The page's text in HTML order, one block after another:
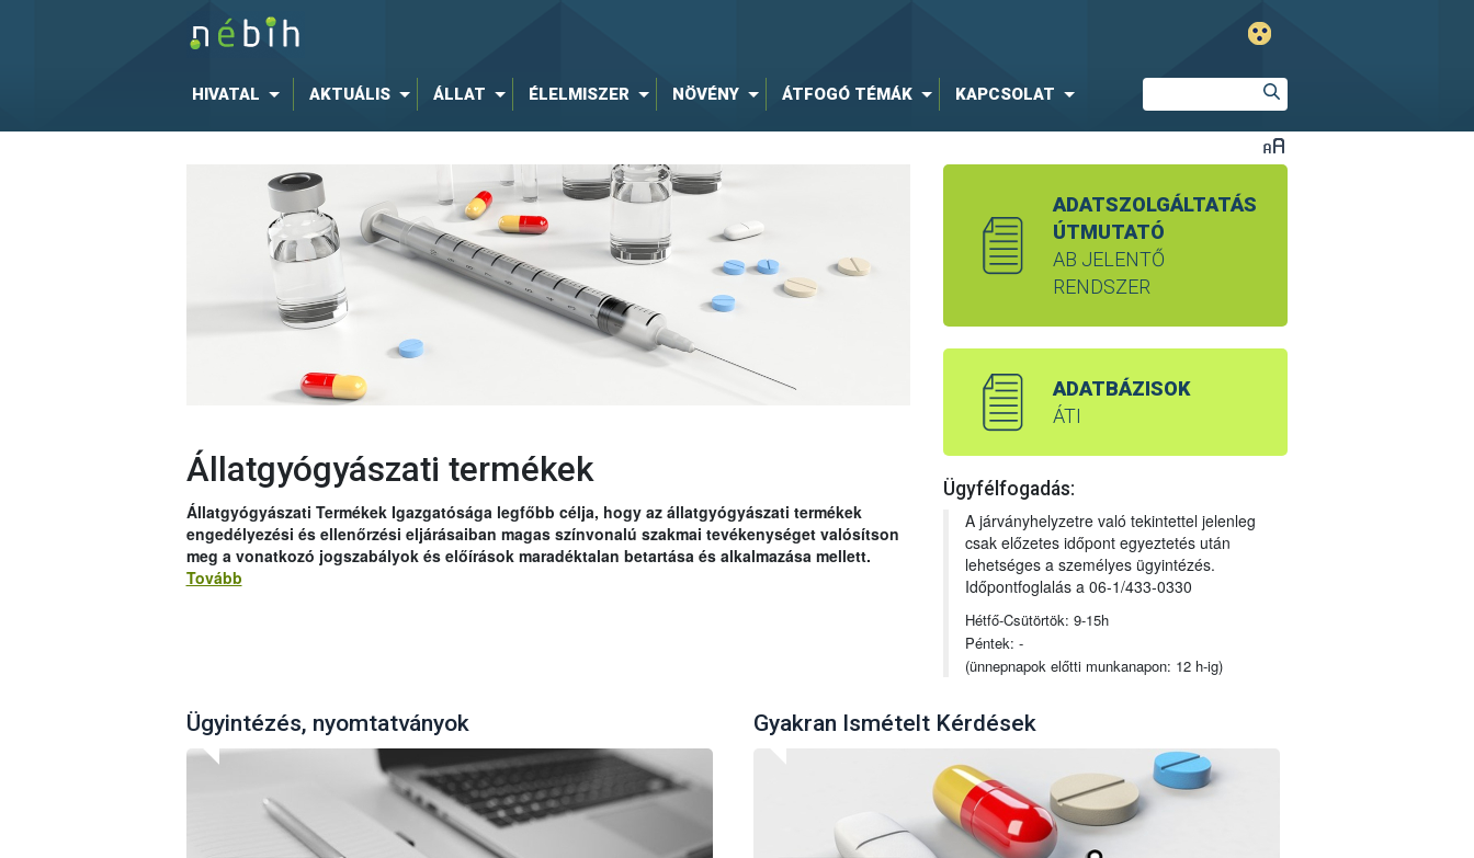
HIVATAL AKTUÁLIS ÁLLAT ÉLELMISZER NÖVÉNY ÁTFOGÓ TÉMÁK KAPCSOLAT
Állatgyógyászati termékek
Állatgyógyászati Termékek Igazgatósága legfőbb célja, hogy az állatgyógyászati termékek
engedélyezési és ellenőrzési eljárásaiban magas színvonalú szakmai tevékenységet valósítson
meg a vonatkozó jogszabályok és előírások maradéktalan betartása és alkalmazása mellett.
Tovább
ADATSZOLGÁLTATÁS
ÚTMUTATÓ
AB JELENTŐ
RENDSZER
ADATBÁZISOK
ÁTI
Ügyfélfogadás:
A járványhelyzetre való tekintettel jelenleg
csak előzetes időpont egyeztetés után
lehetséges a személyes ügyintézés.
Időpontfoglalás a 06-1/433-0330
Hétfő-Csütörtök: 9-15h
Péntek: -
(ünnepnapok előtti munkanapon: 12 h-ig)
Ügyintézés, nyomtatványok Gyakran Ismételt Kérdések